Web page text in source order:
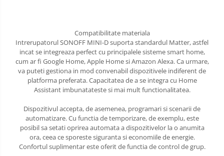
Compatibilitate materiala
Intrerupatorul SONOFF MINI-D suporta standardul Matter, astfel
incat se integreaza perfect cu principalele sisteme smart home,
cum ar fi Google Home, Apple Home si Amazon Alexa. Ca urmare,
va puteti gestiona in mod convenabil dispozitivele indiferent de
platforma preferata. Capacitatea de a se integra cu Home
Assistant imbunatateste si mai mult functionalitatea.
Dispozitivul accepta, de asemenea, programari si scenarii de
automatizare. Cu functia de temporizare, de exemplu, este
posibil sa setati oprirea automata a dispozitivelor la o anumita
ora, ceea ce sporeste siguranta si economiile de energie.
Confortul suplimentar este oferit de functia de control de grup.